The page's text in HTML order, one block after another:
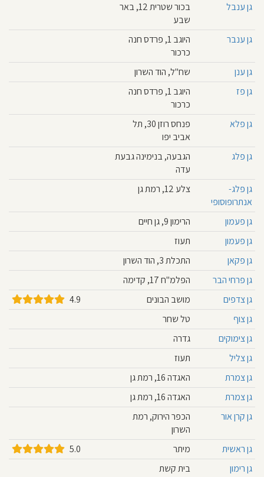
גן ענבל
בכור שטרית 12, באר
שבע
גן ענבר
היוגב 1, פרדס חנה
כרכור
גן ענן
שח"ל, הוד השרון
גן פז
היוגב 1, פרדס חנה
כרכור
גן פלא
פנחס רוזן 30, תל
אביב יפו
גן פלג
הגבעה, בנימינה גבעת
עדה
גן פלג-
אנתרופוסופי
צלע 12, רמת גן
גן פעמון
הרימון 9, גן חיים
גן פעמון
תעוז
גן פקאן
התכלת 3, הוד השרון
גן פרחי הבר
הפלמ"ח 17, קדימה
גן צדפים
מושב הבונים
4.9
גן צוף
טל שחר
גן צימוקים
גדרה
גן צליל
תעוז
גן צמרת
האגדה 16, רמת גן
גן צמרת
האגדה 16, רמת גן
גן קרן אור
הכפר הירוק, רמת
השרון
גן ראשית
מיתר
5.0
גן רימון
בית קשת